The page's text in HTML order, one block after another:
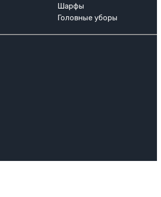
Шарфы
Головные уборы